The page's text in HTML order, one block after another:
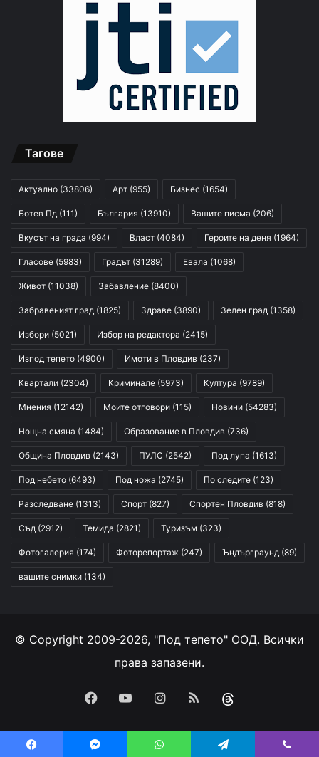
Тагове
Актуално (33806) Арт (955) Бизнес (1654)
Ботев Пд (111) България (13910) Вашите писма (206)
Вкусът на града (994) Власт (4084) Героите на деня (1964)
Гласове (5983) Градът (31289) Евала (1068)
Живот (11038) Забавление (8400)
Забравеният град (1825) Здраве (3890) Зелен град (1358)
Избори (5021) Избор на редактора (2415)
Изпод тепето (4900) Имоти в Пловдив (237)
Квартали (2304) Криминале (5973) Култура (9789)
Мнения (12142) Моите отговори (115) Новини (54283)
Нощна смяна (1484) Образование в Пловдив (736)
Община Пловдив (2143) ПУЛС (2542) Под лупа (1613)
Под небето (6493) Под ножа (2745) По следите (123)
Разследване (1313) Спорт (827) Спортен Пловдив (818)
Съд (2912) Темида (2821) Туризъм (323)
Фотогалерия (174) Фоторепортаж (247) Ъндърграунд (89)
вашите снимки (134)
© Copyright 2009-2026, "Под тепето" ООД. Всички
права запазени.
Facebook
YouTubeInstagram
RSS